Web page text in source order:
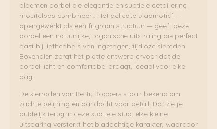
bloemen oorbel die elegantie en subtiele detaillering
moeiteloos combineert. Het delicate bladmotief —
opengewerkt als een filigraan structuur — geeft deze
oorbel een natuurlijke, organische uitstraling die perfect
past bij liefhebbers van ingetogen, tijdloze sieraden.
Bovendien zorgt het platte ontwerp ervoor dat de
oorbel licht en comfortabel draagt, ideaal voor elke
dag.
De sierraden van Betty Bogaers staan bekend om
zachte belijning en aandacht voor detail. Dat zie je
duidelijk terug in deze subtiele stud: elke kleine
uitsparing versterkt het bladachtige karakter, waardoor